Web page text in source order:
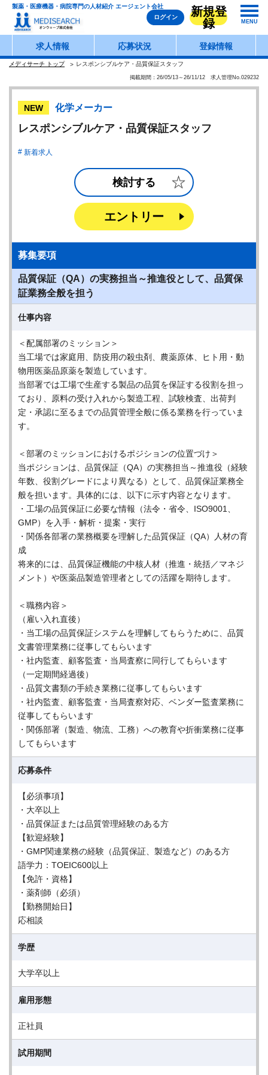
製薬・医療機器・病院専門の人材紹介 エージェント会社
ログイン
新規登
録
MENU
求人情報 応募状況 登録情報
メディサーチ トップ レスポンシブルケア・品質保証スタッフ
掲載期間：26/05/13～26/11/12 求人管理No.029232
NEW 化学メーカー
レスポンシブルケア・品質保証スタッフ
新着求人
検討する
エントリー
募集要項
品質保証（QA）の実務担当～推進役として、品質保
証業務全般を担う
仕事内容
＜配属部署のミッション＞
当工場では家庭用、防疫用の殺虫剤、農薬原体、ヒト用・動
物用医薬品原薬を製造しています。
当部署では工場で生産する製品の品質を保証する役割を担っ
ており、原料の受け入れから製造工程、試験検査、出荷判
定・承認に至るまでの品質管理全般に係る業務を行っていま
す。
＜部署のミッションにおけるポジションの位置づけ＞
当ポジションは、品質保証（QA）の実務担当～推進役（経験
年数、役割グレードにより異なる）として、品質保証業務全
般を担います。具体的には、以下に示す内容となります。
・工場の品質保証に必要な情報（法令・省令、ISO9001、
GMP）を入手・解析・提案・実行
・関係各部署の業務概要を理解した品質保証（QA）人材の育
成
将来的には、品質保証機能の中核人材（推進・統括／マネジ
メント）や医薬品製造管理者としての活躍を期待します。
＜職務内容＞
（雇い入れ直後）
・当工場の品質保証システムを理解してもらうために、品質
文書管理業務に従事してもらいます
・社内監査、顧客監査・当局査察に同行してもらいます
（一定期間経過後）
・品質文書類の手続き業務に従事してもらいます
・社内監査、顧客監査・当局査察対応、ベンダー監査業務に
従事してもらいます
・関係部署（製造、物流、工務）への教育や折衝業務に従事
してもらいます
応募条件
【必須事項】
・大卒以上
・品質保証または品質管理経験のある方
【歓迎経験】
・GMP関連業務の経験（品質保証、製造など）のある方
語学力：TOEIC600以上
【免許・資格】
・薬剤師（必須）
【勤務開始日】
応相談
学歴
大学卒以上
雇用形態
正社員
試用期間